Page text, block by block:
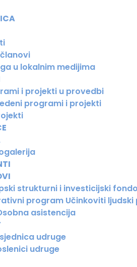
u lokalnim medijima
i projekti u provedbi
programi i projekti
strukturni i investicijski
program Učinkoviti
asistencija
udruge
udruge